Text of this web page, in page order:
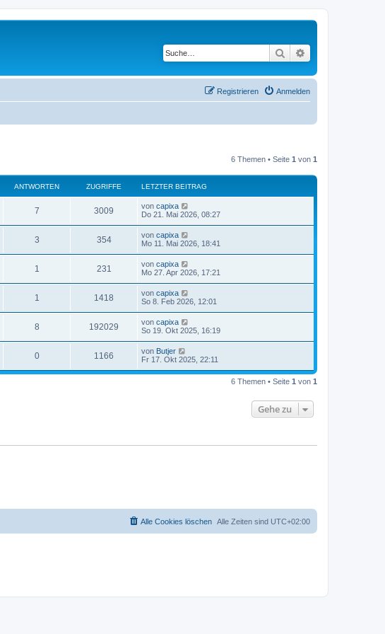
Suche
Anmelden
Registrieren
6 Themen • Seite 1 von 1
ANTWORTEN ZUGRIFFE LETZTER BEITRAG
7 3009 von capixa
Do 21. Mai 2026, 08:27
3 354 von capixa
Mo 11. Mai 2026, 18:41
1 231 von capixa
Mo 27. Apr 2026, 17:21
1 1418 von capixa
So 8. Feb 2026, 12:01
8 192029 von capixa
So 19. Okt 2025, 16:19
0 1166 von Butjer
Fr 17. Okt 2025, 22:11
6 Themen • Seite 1 von 1
Gehe zu
Alle Zeiten sind UTC+02:00
Alle Cookies löschen